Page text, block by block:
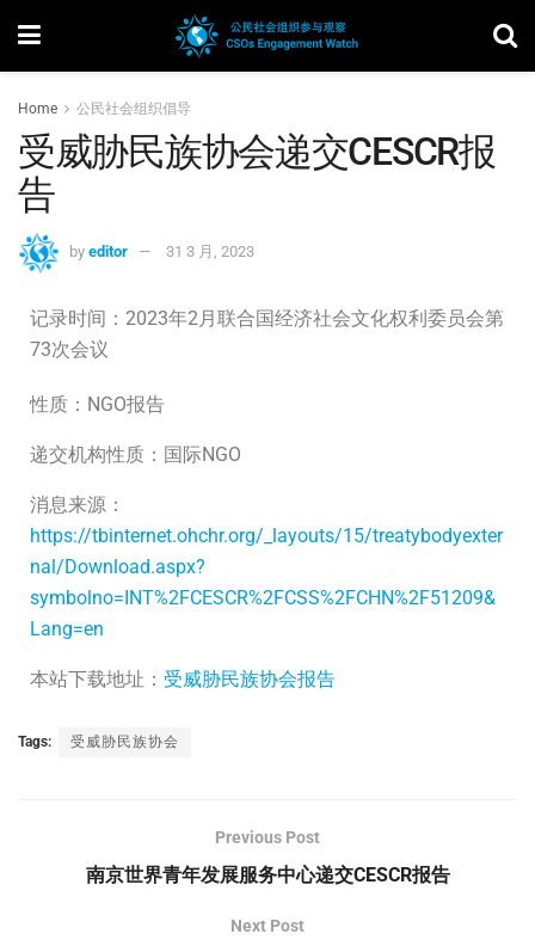
Home 公民社会组织倡导
受威胁民族协会递交CESCR报
告
by editor 31 3 月, 2023
记录时间：2023年2月联合国经济社会文化权利委员会第
73次会议
性质：NGO报告
递交机构性质：国际NGO
消息来源：
https://tbinternet.ohchr.org/_layouts/15/treatybodyexter
nal/Download.aspx?
symbolno=INT%2FCESCR%2FCSS%2FCHN%2F51209&
Lang=en
本站下载地址： 受威胁民族协会报告
Tags: 受威胁民族协会
Previous Post
南京世界青年发展服务中心递交CESCR报告
Next Post